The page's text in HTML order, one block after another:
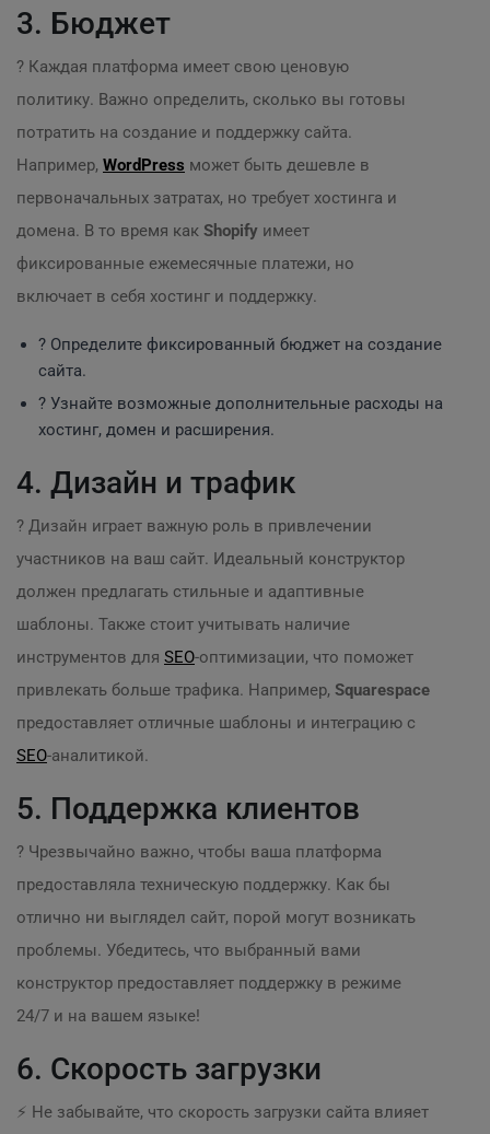
3. Бюджет
? Каждая платформа имеет свою ценовую
политику. Важно определить, сколько вы готовы
потратить на создание и поддержку сайта.
Например, WordPress может быть дешевле в
первоначальных затратах, но требует хостинга и
домена. В то время как Shopify имеет
фиксированные ежемесячные платежи, но
включает в себя хостинг и поддержку.
? Определите фиксированный бюджет на создание
сайта.
? Узнайте возможные дополнительные расходы на
хостинг, домен и расширения.
4. Дизайн и трафик
? Дизайн играет важную роль в привлечении
участников на ваш сайт. Идеальный конструктор
должен предлагать стильные и адаптивные
шаблоны. Также стоит учитывать наличие
инструментов для SEO-оптимизации, что поможет
привлекать больше трафика. Например, Squarespace
предоставляет отличные шаблоны и интеграцию с
SEO-аналитикой.
5. Поддержка клиентов
? Чрезвычайно важно, чтобы ваша платформа
предоставляла техническую поддержку. Как бы
отлично ни выглядел сайт, порой могут возникать
проблемы. Убедитесь, что выбранный вами
конструктор предоставляет поддержку в режиме
24/7 и на вашем языке!
6. Скорость загрузки
⚡ Не забывайте, что скорость загрузки сайта влияет